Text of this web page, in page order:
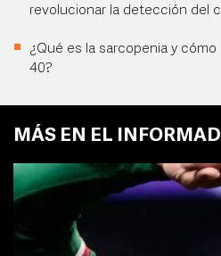
revolucionar la detección del
¿Qué es la sarcopenia y
40?
MÁS EN EL